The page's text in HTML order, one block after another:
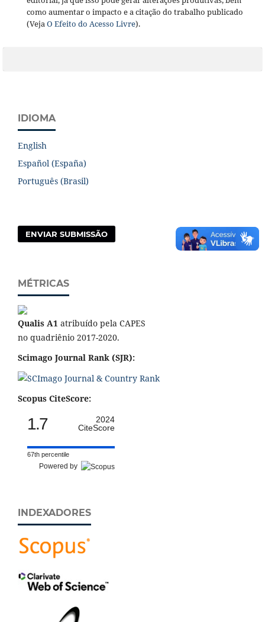
como aumentar o impacto e a citação do trabalho publicado
(VejaO Efeito do Acesso Livre).
IDIOMA
English
Español (España)
Português (Brasil)
ENVIAR SUBMISSÃO
MÉTRICAS
Qualis A1 atribuído pela CAPES
no quadriênio 2017-2020.
Scimago Journal Rank (SJR):
Scopus CiteScore:
1.7
2024
CiteScore
67th percentile
Powered by
INDEXADORES